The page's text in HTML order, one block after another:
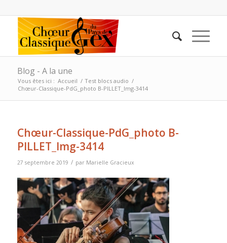
Blog - A la une
Vous êtes ici : Accueil / Test blocs audio /
Chœur-Classique-PdG_photo B-PILLET_Img-3414
Chœur-Classique-PdG_photo B-
PILLET_Img-3414
27 septembre 2019 / par Marielle Gracieux